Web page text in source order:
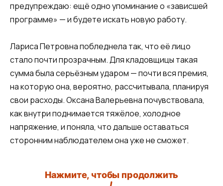
предупреждаю: ещё одно упоминание о «зависшей
программе» — и будете искать новую работу.
Лариса Петровна побледнела так, что её лицо
стало почти прозрачным. Для кладовщицы такая
сумма была серьёзным ударом — почти вся премия,
на которую она, вероятно, рассчитывала, планируя
свои расходы. Оксана Валерьевна почувствовала,
как внутри поднимается тяжёлое, холодное
напряжение, и поняла, что дальше оставаться
сторонним наблюдателем она уже не сможет.
Нажмите, чтобы продолжить